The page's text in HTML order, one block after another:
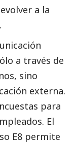
a la
a través de
sino
externa.
para
El
E8 permite